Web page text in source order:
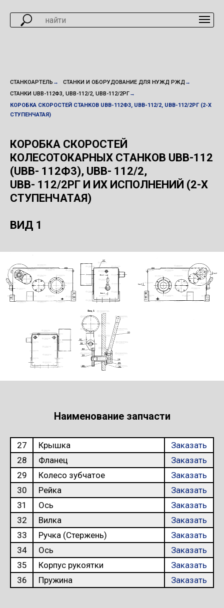
СТАНКОАРТЕЛЬ → СТАНКИ И ОБОРУДОВАНИЕ ДЛЯ НУЖД РЖД →
СТАНКИ UBB-112Ф3, UBB-112/2, UBB-112/2РГ→
КОРОБКА СКОРОСТЕЙ СТАНКОВ UBB-112Ф3, UBB-112/2, UBB-112/2РГ (2-Х
СТУПЕНЧАТАЯ)
КОРОБКА СКОРОСТЕЙ
КОЛЕСОТОКАРНЫХ СТАНКОВ UBB-112
(UBB- 112Ф3), UBB- 112/2,
UBB- 112/2РГ И ИХ ИСПОЛНЕНИЙ (2-Х
СТУПЕНЧАТАЯ)
ВИД 1
Наименование запчасти
27 Крышка
Заказать
28
Фланец
Заказать
29
Колесо зубчатое
Заказать
30
Рейка
Заказать
31
Ось
Заказать
32
Вилка
Заказать
33
Ручка (Стержень)
Заказать
34
Ось
Заказать
35
Корпус рукоятки
Заказать
36
Пружина Заказать